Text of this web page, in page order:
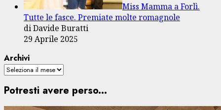
Miss Mamma a Forlì.
Tutte le fasce. Premiate molte romagnole
di Davide Buratti
29 Aprile 2025
Archivi
Potresti avere perso...